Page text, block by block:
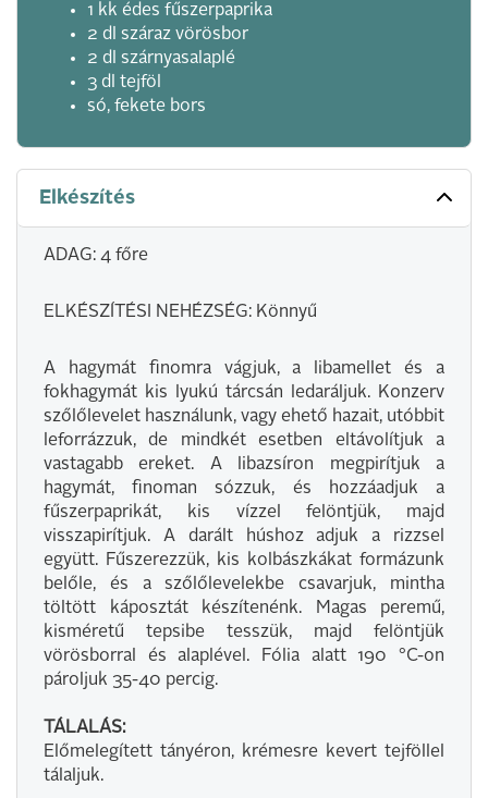
1 kk édes fűszerpaprika
2 dl száraz vörösbor
2 dl szárnyasalaplé
3 dl tejföl
só, fekete bors
Elkészítés
ADAG: 4 főre
ELKÉSZÍTÉSI NEHÉZSÉG: Könnyű
A hagymát finomra vágjuk, a libamellet és a
fokhagymát kis lyukú tárcsán ledaráljuk. Konzerv
szőlőlevelet használunk, vagy ehető hazait, utóbbit
leforrázzuk, de mindkét esetben eltávolítjuk a
vastagabb ereket. A libazsíron megpirítjuk a
hagymát, finoman sózzuk, és hozzáadjuk a
fűszerpaprikát, kis vízzel felöntjük, majd
visszapirítjuk. A darált húshoz adjuk a rizzsel
együtt. Fűszerezzük, kis kolbászkákat formázunk
belőle, és a szőlőlevelekbe csavarjuk, mintha
töltött káposztát készítenénk. Magas peremű,
kisméretű tepsibe tesszük, majd felöntjük
vörösborral és alaplével. Fólia alatt 190 °C-on
pároljuk 35-40 percig.
TÁLALÁS:
Előmelegített tányéron, krémesre kevert tejföllel
tálaljuk.